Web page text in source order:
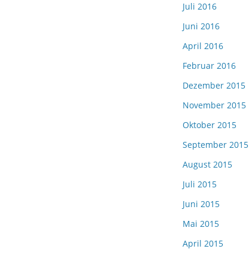
Juli 2016
Juni 2016
April 2016
Februar 2016
Dezember 2015
November 2015
Oktober 2015
September 2015
August 2015
Juli 2015
Juni 2015
Mai 2015
April 2015